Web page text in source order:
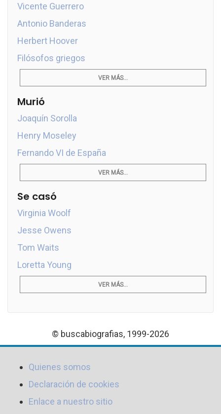
Vicente Guerrero
Antonio Banderas
Herbert Hoover
Filósofos griegos
VER MÁS...
Murió
Joaquín Sorolla
Henry Moseley
Fernando VI de España
VER MÁS...
Se casó
Virginia Woolf
Jesse Owens
Tom Waits
Loretta Young
VER MÁS...
© buscabiografias, 1999-2026
Quienes somos
Declaración de cookies
Enlace a nuestro sitio